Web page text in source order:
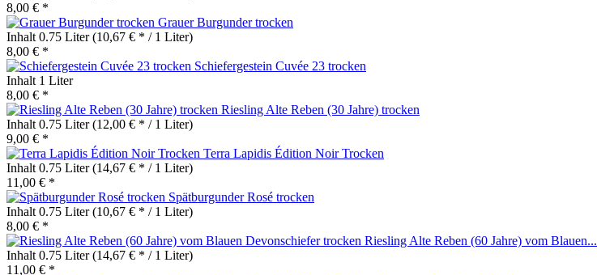
8,00 € *
Grauer Burgunder trocken
Inhalt 0.75 Liter(10,67 € * / 1 Liter)
8,00 € *
Schiefergestein Cuvée 23 trocken
Inhalt 1 Liter
8,00 € *
Riesling Alte Reben (30 Jahre) trocken
Inhalt 0.75 Liter(12,00 € * / 1 Liter)
9,00 € *
Terra Lapidis Édition Noir Trocken
Inhalt 0.75 Liter(14,67 € * / 1 Liter)
11,00 € *
Spätburgunder Rosé trocken
Inhalt 0.75 Liter(10,67 € * / 1 Liter)
8,00 € *
Riesling Alte Reben (60 Jahre) vom Blauen...
Inhalt 0.75 Liter(14,67 € * / 1 Liter)
11,00 € *